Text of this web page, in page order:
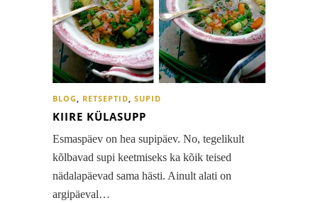
BLOG, RETSEPTID, SUPID
KIIRE KÜLASUPP
Esmaspäev on hea supipäev. No, tegelikult
kõlbavad supi keetmiseks ka kõik teised
nädalapäevad sama hästi. Ainult alati on
argipäeval…